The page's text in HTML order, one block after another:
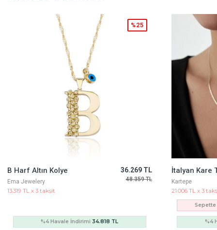
Kartepe
21.006 TL x 3 taksit
57.202 TL
67.467 TL
%15
%4 Havale İndirimi 51.597 TL
Cetaş Jewelery
18.849 TL x 3
%4